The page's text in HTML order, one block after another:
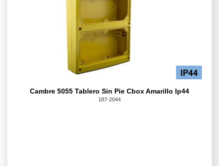
Cambre 5055 Tablero Sin Pie Cbox Amarillo Ip44
187-2044